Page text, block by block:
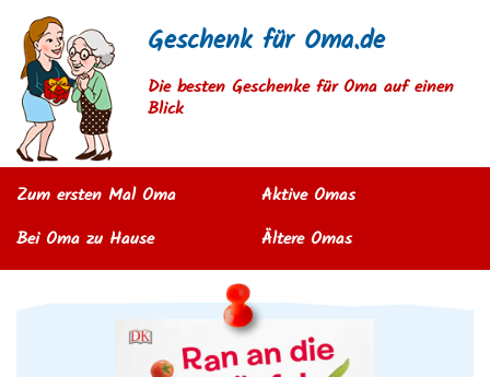
Geschenk für Oma.de
Die besten Geschenke für Oma auf einen
Blick
Zum ersten Mal Oma
Aktive Omas
Bei Oma zu Hause
Ältere Omas